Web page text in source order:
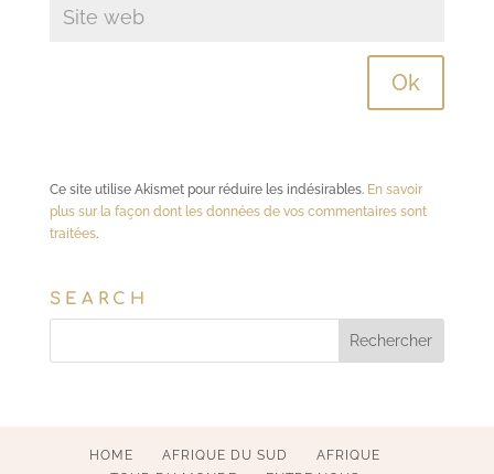
Ce site utilise Akismet pour réduire les indésirables. En savoir
plus sur la façon dont les données de vos commentaires sont
traitées.
SEARCH
HOME AFRIQUE DU SUD
AFRIQUE